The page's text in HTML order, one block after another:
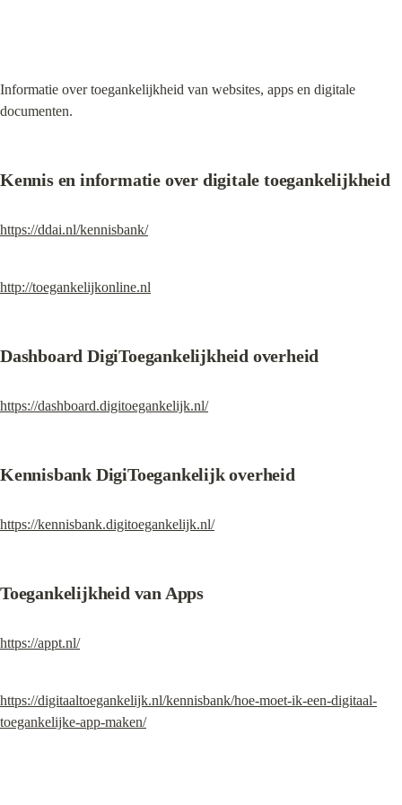
Informatie over toegankelijkheid van websites, apps en digitale
documenten.
Kennis en informatie over digitale toegankelijkheid
https://ddai.nl/kennisbank/
http://toegankelijkonline.nl
Dashboard DigiToegankelijkheid overheid
https://dashboard.digitoegankelijk.nl/
Kennisbank DigiToegankelijk overheid
https://kennisbank.digitoegankelijk.nl/
Toegankelijkheid van Apps
https://appt.nl/
https://digitaaltoegankelijk.nl/kennisbank/hoe-moet-ik-een-digitaal-
toegankelijke-app-maken/